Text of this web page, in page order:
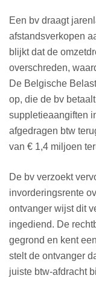
Een bv draagt
afstandsverkopen
blijkt dat de
overschreden,
De Belgische
op, die de bv
suppletieaangiften
afgedragen btw
van € 1,4 miljoen
De bv verzoekt
invorderingsrente
ontvanger wijst dit
ingediend. De
gegrond en kent
stelt de ontvanger
juiste btw-afdracht